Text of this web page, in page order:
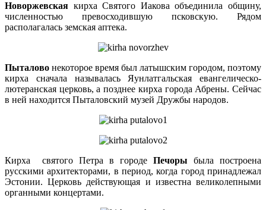
Новоржевская кирха Святого Иакова объединила общину,
численностью превосходившую псковскую. Рядом
располагалась земская аптека.
Пыталово некоторое время был латышским городом, поэтому
кирха сначала называлась Яунлатгальская евангелическо-
лютеранская церковь, а позднее кирха города Абрены. Сейчас
в ней находится Пыталовский музей Дружбы народов.
Кирха святого Петра в городе Печоры была построена
русскими архитекторами, в период, когда город принадлежал
Эстонии. Церковь действующая и известна великолепными
органными концертами.